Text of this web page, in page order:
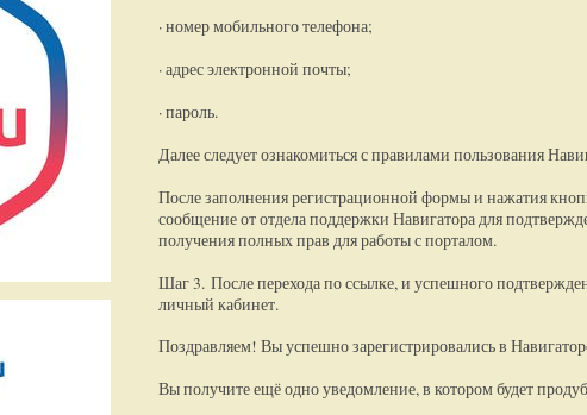
· номер мобильного телефона;
· адрес электронной почты;
· пароль.
Далее следует ознакомиться с правилами пользования
После заполнения регистрационной формы и нажатия
сообщение от отдела поддержки Навигатора для
получения полных прав для работы с порталом.
Шаг 3. После перехода по ссылке, и успешного
личный кабинет.
Поздравляем! Вы успешно зарегистрировались в
Вы получите ещё одно уведомление, в котором будет